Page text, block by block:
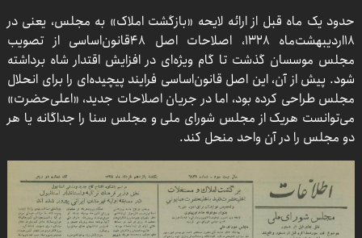
حدود یک ماه قبل از ارائه لایحه «بازگشت املاک» به مجلس، یعنی در
۱۸اردیبهشت‌ماه ۱۳۲۸، اصلاحات اصل ۴۸قانون‌اساسی از تصویب
مجلس موسسان گذشت تا گام ویژه‌ای در افزایش اقتدار شاه برداشته
شود. پیش از آن، این اصل قانون‌اساسی فرایند پیچیده‌ای را برای انحلال
مجلس طراحی کرده بود، اما در جریان اصلاحات جدید، «اعلی‌حضرت»
می‌توانست هریک از مجلس شورای ملی و مجلس سنا را جداگانه یا هر
دو مجلس را در آن واحد منحل کند.